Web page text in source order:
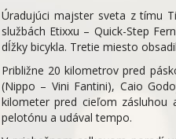
Úradujúci majster sveta z tímu
službách Etixxu – Quick-Step
dĺžky bicykla. Tretie miesto
Približne 20 kilometrov pred
(Nippo – Vini Fantini), Caio
kilometer pred cieľom zásluhou
pelotónu a udával tempo.